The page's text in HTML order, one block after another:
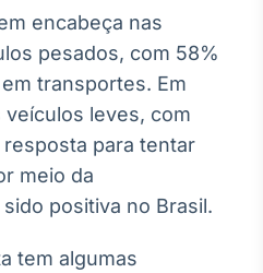
Curadoria de
conteúdos
Broadcast
Radar
Monitoramento
conteúdos
encabeça nas
pesados, com 58%
transportes. Em
leves, com
para tentar
meio da
positiva no Brasil.
tem algumas